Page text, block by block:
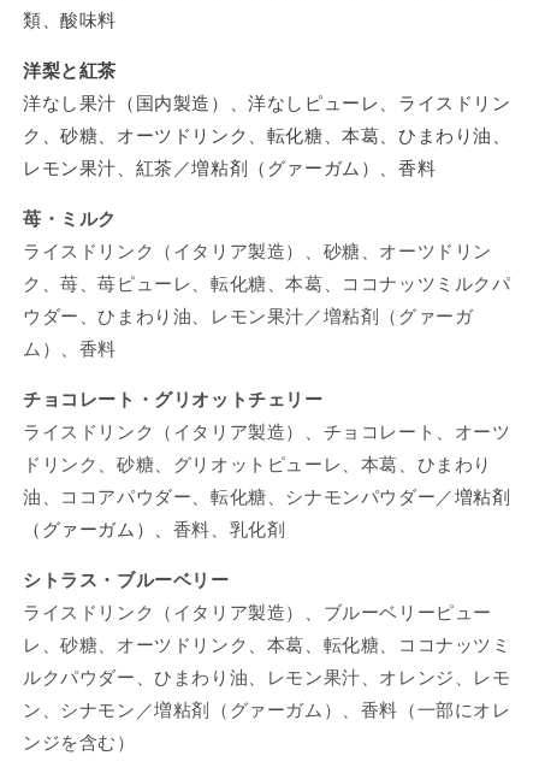
類、酸味料
洋梨と紅茶
洋なし果汁（国内製造）、洋なしピューレ、ライスドリン
ク、砂糖、オーツドリンク、転化糖、本葛、ひまわり油、
レモン果汁、紅茶／増粘剤（グァーガム）、香料
苺・ミルク
ライスドリンク（イタリア製造）、砂糖、オーツドリン
ク、苺、苺ピューレ、転化糖、本葛、ココナッツミルクパ
ウダー、ひまわり油、レモン果汁／増粘剤（グァーガ
ム）、香料
チョコレート・グリオットチェリー
ライスドリンク（イタリア製造）、チョコレート、オーツ
ドリンク、砂糖、グリオットピューレ、本葛、ひまわり
油、ココアパウダー、転化糖、シナモンパウダー／増粘剤
（グァーガム）、 香料、乳化剤
シトラス・ブルーベリー
ライスドリンク（イタリア製造）、ブルーベリーピュー
レ、砂糖、オーツドリンク、本葛、転化糖、ココナッツミ
ルクパウダー、ひまわり油、レモン果汁、オレンジ、レモ
ン、シナモン／増粘剤（グァーガム）、香料（一部にオレ
ンジを含む）